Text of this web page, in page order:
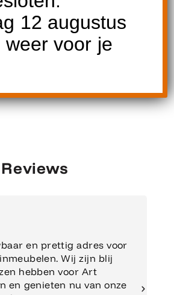
Reviews
en prettig adres voor
Wij zijn blij
hebben voor Art
en genieten nu van onze
12 augustus
weer voor je